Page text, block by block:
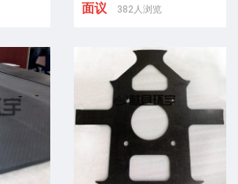
面议 382人浏览